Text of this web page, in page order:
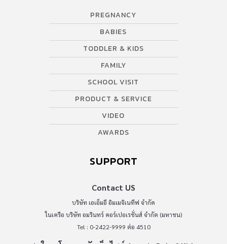
PREGNANCY
BABIES
TODDLER & KIDS
FAMILY
SCHOOL VISIT
PRODUCT & SERVICE
VIDEO
AWARDS
SUPPORT
Contact US
บริษัท เอเอ็มอี อิมเมจิเนทีฟ จำกัด
ในเครือ บริษัท อมรินทร์ คอร์เปอเรชั่นส์ จำกัด (มหาชน)
Tel : 0-2422-9999 ต่อ 4510